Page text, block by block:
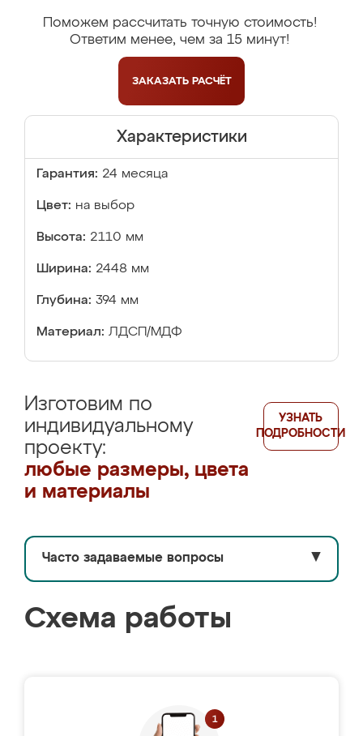
Поможем рассчитать точную стоимость!
Ответим менее, чем за 15 минут!
ЗАКАЗАТЬ РАСЧЁТ
Характеристики
Гарантия: 24 месяца
Цвет: на выбор
Высота: 2110 мм
Ширина: 2448 мм
Глубина: 394 мм
Материал: ЛДСП/МДФ
Изготовим по
индивидуальному
проекту:
любые размеры, цвета
и материалы
УЗНАТЬ
ПОДРОБНОСТИ
Часто задаваемые вопросы ▼
Схема работы